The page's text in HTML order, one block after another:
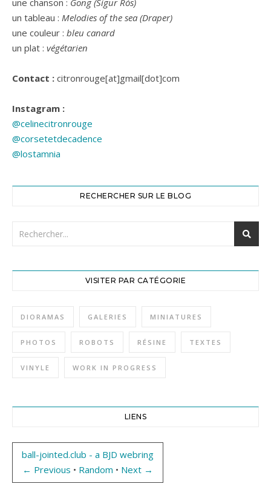
un tableau : Melodies of the sea (Draper)
une couleur : bleu canard
un plat : végétarien
Contact : citronrouge[at]gmail[dot]com
Instagram :
@celinecitronrouge
@corsetetdecadence
@lostamnia
RECHERCHER SUR LE BLOG
VISITER PAR CATÉGORIE
DIORAMAS GALERIES MINIATURES
PHOTOS ROBOTS RÉSINE TEXTES
VINYLE WORK IN PROGRESS
LIENS
ball-jointed.club - a BJD webring
← Previous • Random • Next →